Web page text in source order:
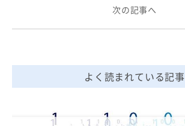
次の記事へ
よく読まれている記事